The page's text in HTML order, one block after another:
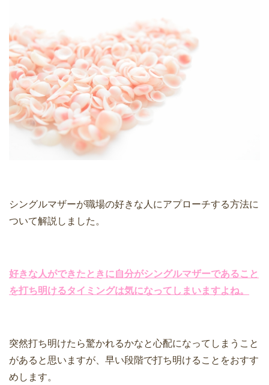
シングルマザーが職場の好きな人にアプローチする方法に
ついて解説しました。
好きな人ができたときに自分がシングルマザーであること
を打ち明けるタイミングは気になってしまいますよね。
突然打ち明けたら驚かれるかなと心配になってしまうこと
があると思いますが、早い段階で打ち明けることをおすす
めします。